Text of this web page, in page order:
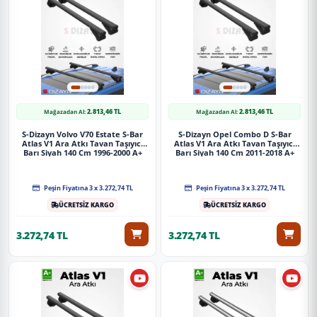
Paket İçeriği
S-Dizayn Mercedes Vito W639 S-Bar Atlas V1 Ara Atkı Tavan
Taşıyıcı Barı Gri 155 Cm 2003-2014 A+ Kalite
Siparişleriniz darbe emici özel ambalajlarla, kargoda zarar
görmeyecek şekilde paketlenerek tarafınıza ulaştırılır. %100
Mağazadan Al:2.813,46 TL
S-Dizayn Volvo V70 Estate S-Bar
Atlas V1 Ara Atkı Tavan Taşıyıcı
Barı Siyah 140 Cm 1996-2000 A+
Peşin Fiyatına 3 x 3.272,74 TL
ÜCRETSİZ KARGO
3.272,74 TL
Mağazadan Al:2.813,46 TL
S-Dizayn Opel Combo D S-Bar
Atlas V1 Ara Atkı Tavan Taşıyıcı
Barı Siyah 140 Cm 2011-2018 A+
Peşin Fiyatına 3 x 3.272,74 TL
ÜCRETSİZ KARGO
3.272,74 TL